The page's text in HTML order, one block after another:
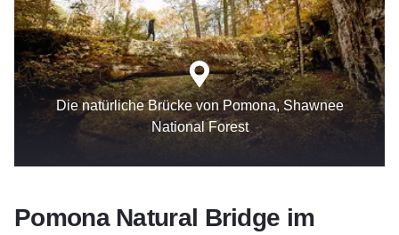
Die natürliche Brücke von Pomona, Shawnee
National Forest
Pomona Natural Bridge im